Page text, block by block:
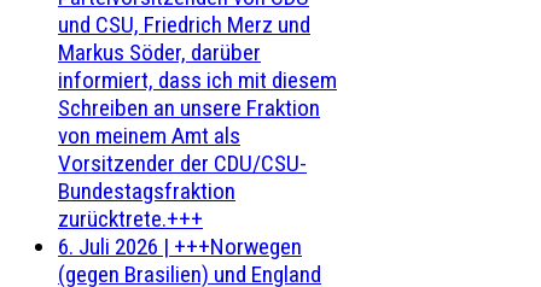
und CSU, Friedrich Merz und
Markus Söder, darüber
informiert, dass ich mit diesem
Schreiben an unsere Fraktion
von meinem Amt als
Vorsitzender der CDU/CSU-
Bundestagsfraktion
zurücktrete.+++
6. Juli 2026 | +++Norwegen
(gegen Brasilien) und England